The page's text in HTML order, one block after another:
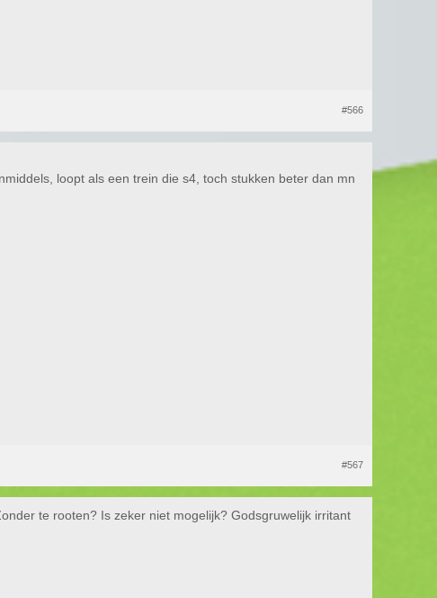
#566
loopt als een trein die s4, toch stukken beter dan mn
#567
te rooten? Is zeker niet mogelijk? Godsgruwelijk irritant